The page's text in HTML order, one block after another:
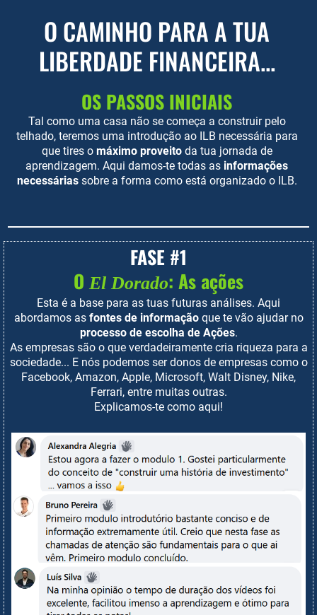
O CAMINHO PARA A TUA
LIBERDADE FINANCEIRA...
OS PASSOS INICIAIS
Tal como uma casa não se começa a construir pelo
telhado, teremos uma introdução ao ILB necessária para
que tires o máximo proveitoda tua jornada de
aprendizagem. Aqui damos-te todas as informações
necessáriassobre a forma como está organizado o ILB.
FASE #1
O El Dorado: As ações
Esta é a base para as tuas futuras análises. Aqui
abordamos as fontes de informaçãoque te vão ajudar no
processo de escolha de Ações.
As empresas são o que verdadeiramente cria riqueza para a
sociedade... E nós podemos ser donos de empresas como o
Facebook, Amazon, Apple, Microsoft, Walt Disney, Nike,
Ferrari, entre muitas outras.
Explicamos-te como aqui!